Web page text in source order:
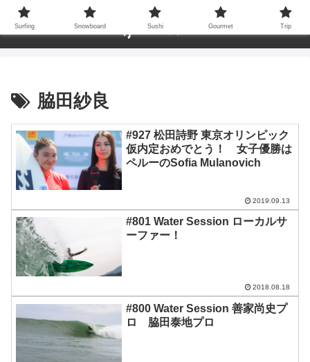
脇田紗良
#927 松田詩野 東京オリンピック
仮内定おめでとう！ 女子優勝は
ペルーのSofia Mulanovich
2019.09.13
#801 Water Session ローカルサ
ーファー！
2018.08.18
#800 Water Session 善家尚史プ
ロ 脇田泰地プロ
Surfing Snowboard Sushi Gourmet Trip